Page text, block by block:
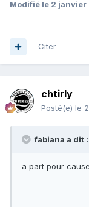
Modifié le 2 janvier
Citer
chtirly
Posté(e) le
fabiana a dit :
a part pour